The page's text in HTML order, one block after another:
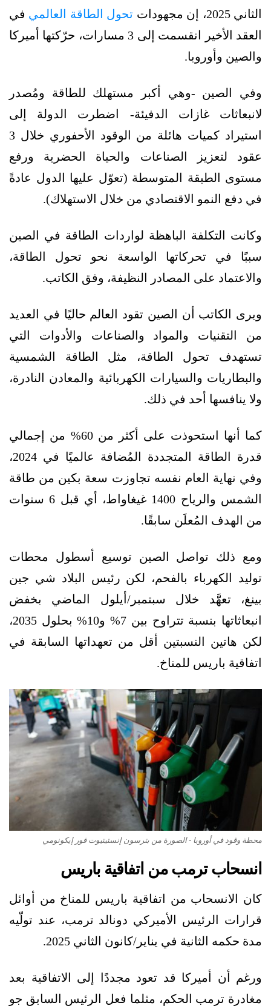
الثاني 2025، إن مجهودات
تحول الطاقة العالمي في
العقد الأخير انقسمت إلى 3 مسارات، حرّكتها أميركا
والصين وأوروبا.
وفي الصين -وهي أكبر مستهلك للطاقة ومُصدر
لانبعاثات غازات الدفيئة- اضطرت الدولة إلى
استيراد كميات هائلة من الوقود الأحفوري خلال 3
عقود لتعزيز الصناعات والحياة الحضرية ورفع
مستوى الطبقة المتوسطة (تعوّل عليها الدول عادةً
في دفع النمو الاقتصادي من خلال الاستهلاك).
وكانت التكلفة الباهظة لواردات الطاقة في الصين
سببًا في تحركاتها الواسعة نحو تحول الطاقة،
والاعتماد على المصادر النظيفة، وفق الكاتب.
ويرى الكاتب أن الصين تقود العالم حاليًا في العديد
من التقنيات والمواد والصناعات والأدوات التي
تستهدف تحول الطاقة، مثل الطاقة الشمسية
والبطاريات والسيارات الكهربائية والمعادن النادرة،
ولا ينافسها أحد في ذلك.
كما أنها استحوذت على أكثر من 60% من إجمالي
قدرة الطاقة المتجددة المُضافة عالميًا في 2024،
وفي نهاية العام نفسه تجاوزت سعة بكين من طاقة
الشمس والرياح 1400 غيغاواط، أي قبل 6 سنوات
من الهدف المُعلَن سابقًا.
ومع ذلك تواصل الصين توسيع أسطول محطات
توليد الكهرباء بالفحم، لكن رئيس البلاد شي جين
بينغ، تعهَّد خلال سبتمبر/أيلول الماضي بخفض
انبعاثاتها بنسبة تتراوح بين 7% و10% بحلول 2035،
لكن هاتين النسبتين أقل من تعهداتها السابقة في
اتفاقية باريس للمناخ.
محطة وقود في أوروبا - الصورة من بترسون إنستيتيوت فور إيكونومي
انسحاب ترمب من اتفاقية باريس
كان الانسحاب من اتفاقية باريس للمناخ من أوائل
قرارات الرئيس الأميركي دونالد ترمب، عند تولّيه
مدة حكمه الثانية في يناير/كانون الثاني 2025.
ورغم أن أميركا قد تعود مجددًا إلى الاتفاقية بعد
مغادرة ترمب الحكم، مثلما فعل الرئيس السابق جو